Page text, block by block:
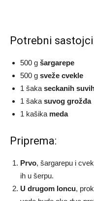
Potrebni
500 g šargarepe
500 g sveže cvekle
1 šaka seckanih
1 šaka suvog grožđa
1 kašika meda
Priprema:
Prvo, šargarepu i
ih u šerpu.
U drugom loncu,